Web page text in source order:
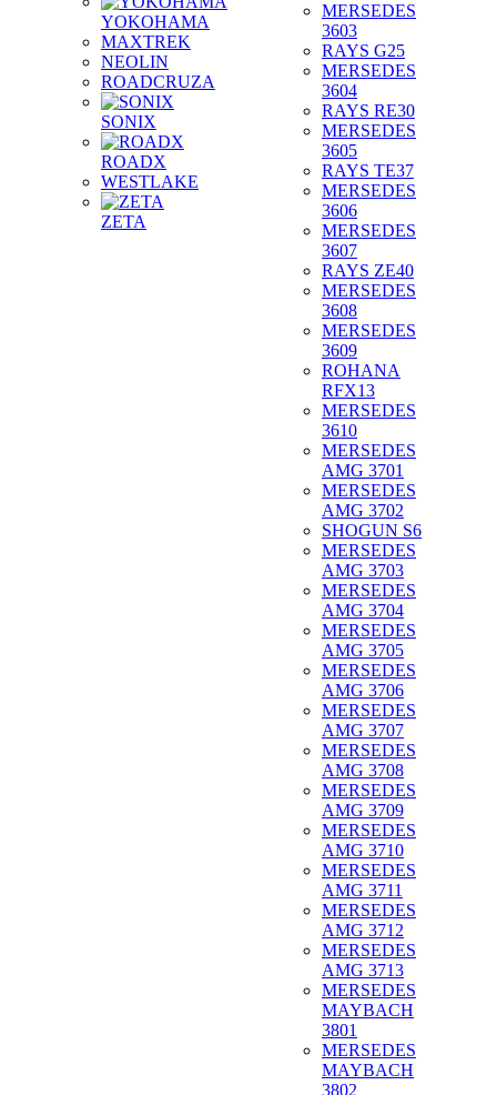
YOKOHAMA
MAXTREK
NEOLIN
ROADCRUZA
SONIX
ROADX
WESTLAKE
ZETA
MERSEDES
3603
RAYS G25
MERSEDES
3604
RAYS RE30
MERSEDES
3605
RAYS TE37
MERSEDES
3606
MERSEDES
3607
RAYS ZE40
MERSEDES
3608
MERSEDES
3609
ROHANA
RFX13
MERSEDES
3610
MERSEDES
AMG 3701
MERSEDES
AMG 3702
SHOGUN S6
MERSEDES
AMG 3703
MERSEDES
AMG 3704
MERSEDES
AMG 3705
MERSEDES
AMG 3706
MERSEDES
AMG 3707
MERSEDES
AMG 3708
MERSEDES
AMG 3709
MERSEDES
AMG 3710
MERSEDES
AMG 3711
MERSEDES
AMG 3712
MERSEDES
AMG 3713
MERSEDES
MAYBACH
3801
MERSEDES
MAYBACH
3802